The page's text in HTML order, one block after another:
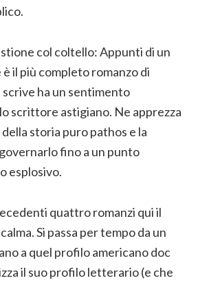
col coltello: Appunti di un
il più completo romanzo di
ha un sentimento
scrittore astigiano. Ne apprezza
storia puro pathos e la
fino a un punto
esplosivo.
quattro romanzi qui il
Si passa per tempo da un
a quel profilo americano doc
il suo profilo letterario (e che